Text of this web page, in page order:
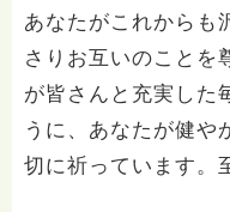
あなたがこれからも
さりお互いのことを
が皆さんと充実した
うに、あなたが健や
切に祈っています。